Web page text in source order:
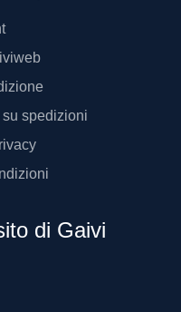
su spedizioni
di Gaivi